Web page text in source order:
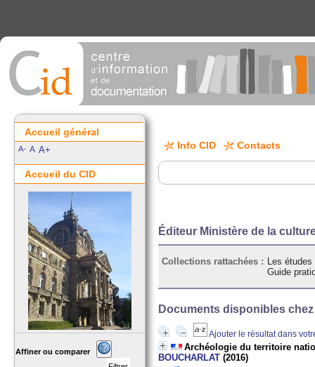
Info CID Contacts
Éditeur Ministère de la
Collections rattachées : Les études
Guide
Documents disponibles
Ajouter le résultat dans
Archéologie du territoire
BOUCHARLAT (2016)
Accueil général
A- A A+
Accueil du CID
Affiner ou comparer